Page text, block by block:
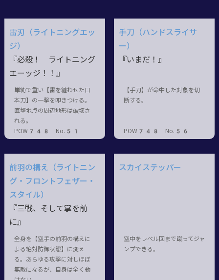
雷刃（ライトニングエッ
ジ）
『必殺！ ライトニング
エーッジ！！』
単純で重い【雷を纏わせた日
本刀】の一撃を叩きつける。
直撃地点の周辺地形は破壊さ
れる。
POW748 No.51
手刀（ハンドスライサ
ー）
『いまだ！』
【手刀】が命中した対象を切
断する。
POW748 No.56
前羽の構え（ライトニン
グ・フロントフェザー・
スタイル）
『三戦、そして掌を前
に』
全身を【空手の前羽の構えに
よる絶対防御状態】に変え
る。あらゆる攻撃に対しほぼ
無敵になるが、自身は全く動
スカイステッパー
空中をレベル回まで蹴ってジャ
ンプできる。